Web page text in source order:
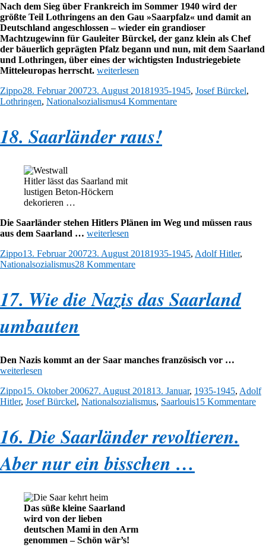
Nach dem Sieg über Frankreich im Sommer 1940 wird der
größte Teil Lothringens an den Gau »Saarpfalz« und damit an
Deutschland angeschlossen – wieder ein grandioser
Machtzugewinn für Gauleiter Bürckel, der ganz klein als Chef
der bäuerlich geprägten Pfalz begann und nun, mit dem Saarland
und Lothringen, über eines der wichtigsten Industriegebiete
Mitteleuropas herrscht. „19.
die
Saarländer
Pfälzern
der
weiterlesen
Autor
ZippoVeröffentlicht
am
28. Februar 200723. August 2018Kategorien
1935-1945, Josef Bürckel,
Lothringen, Nationalsozialismus4 Kommentarezu
18. Saarländer raus!
Hitler lässt das Saarland mit
lustigen Beton-Höckern
dekorieren …
Die Saarländer stehen Hitlers Plänen im Weg und müssen raus
aus dem Saarland … „18.
raus!“
weiterlesen
Autor
ZippoVeröffentlicht
am
13. Februar 200723. August 2018Kategorien
1935-1945, Adolf Hitler,
Nationalsozialismus28 Kommentarezu
raus!
17. Wie die Nazis das Saarland
umbauten
Den Nazis kommt an der Saar manches französisch vor …
Nazis
das
weiterlesen
Autor
ZippoVeröffentlicht
am
15. Oktober 200627. August 2018Kategorien
13. Januar, 1935-1945, Adolf
Hitler, Josef Bürckel, Nationalsozialismus, Saarlouis15 Kommentarezu
16. Die Saarländer revoltieren.
Aber nur ein bisschen …
Das süße kleine Saarland
wird von der lieben
deutschen Mami in den Arm
genommen – Schön wär’s!